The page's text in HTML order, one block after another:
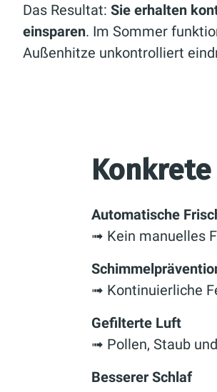
Das Resultat: Sie erhalten
einsparen. Im Sommer
Außenhitze unkontrolliert
Automatische
➟ Kein manuelles
➟ Kontinuierliche
Gefilterte Luft
➟ Pollen, Staub
Besserer Schlaf